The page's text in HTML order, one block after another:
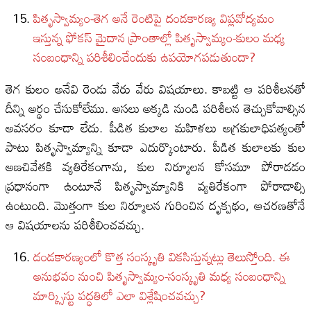
పితృస్వామ్యం-తెగ అనే రెంటిపై దండకారణ్య విప్లవోద్యమం
ఇస్తున్న ఫోకస్ మైదాన ప్రాంతాల్లో పితృస్వామ్యం-కులం మధ్య
సంబంధాన్ని పరిశీలించేందుకు ఉపయోగపడుతుందా?
తెగ కులం అనేవి రెండు వేరు వేరు విషయాలు. కాబట్టి ఆ పరిశీలనతో
దీన్ని అర్థం చేసుకోలేము. అసలు అక్కడి నుండి పరిశీలన తెచ్చుకోవాల్సిన
అవసరం కూడా లేదు. పీడిత కులాల మహిళలు అగ్రకులాధిపత్యంతో
పాటు పితృస్వామ్యాన్ని కూడా ఎదుర్కొంటారు. పీడిత కులాలకు కుల
అణచివేతకి వ్యతిరేకంగాను, కుల నిర్మూలన కోసమూ పోరాడడం
ప్రధానంగా ఉంటూనే పితృస్వామ్యానికి వ్యతిరేకంగా పోరాడాల్సి
ఉంటుంది. మొత్తంగా కుల నిర్మూలన గురించిన దృక్పథం, ఆచరణతోనే
ఆ విషయాలను పరిశీలించవచ్చు.
దండకారణ్యంలో కొత్త సంస్కృతి వికసిస్తున్నట్లు తెలుస్తోంది. ఈ
అనుభవం నుంచి పితృస్వామ్యం-సంస్కృతి మధ్య సంబంధాన్ని
మార్క్సిస్టు పద్ధతిలో ఎలా విశ్లేషించవచ్చు?